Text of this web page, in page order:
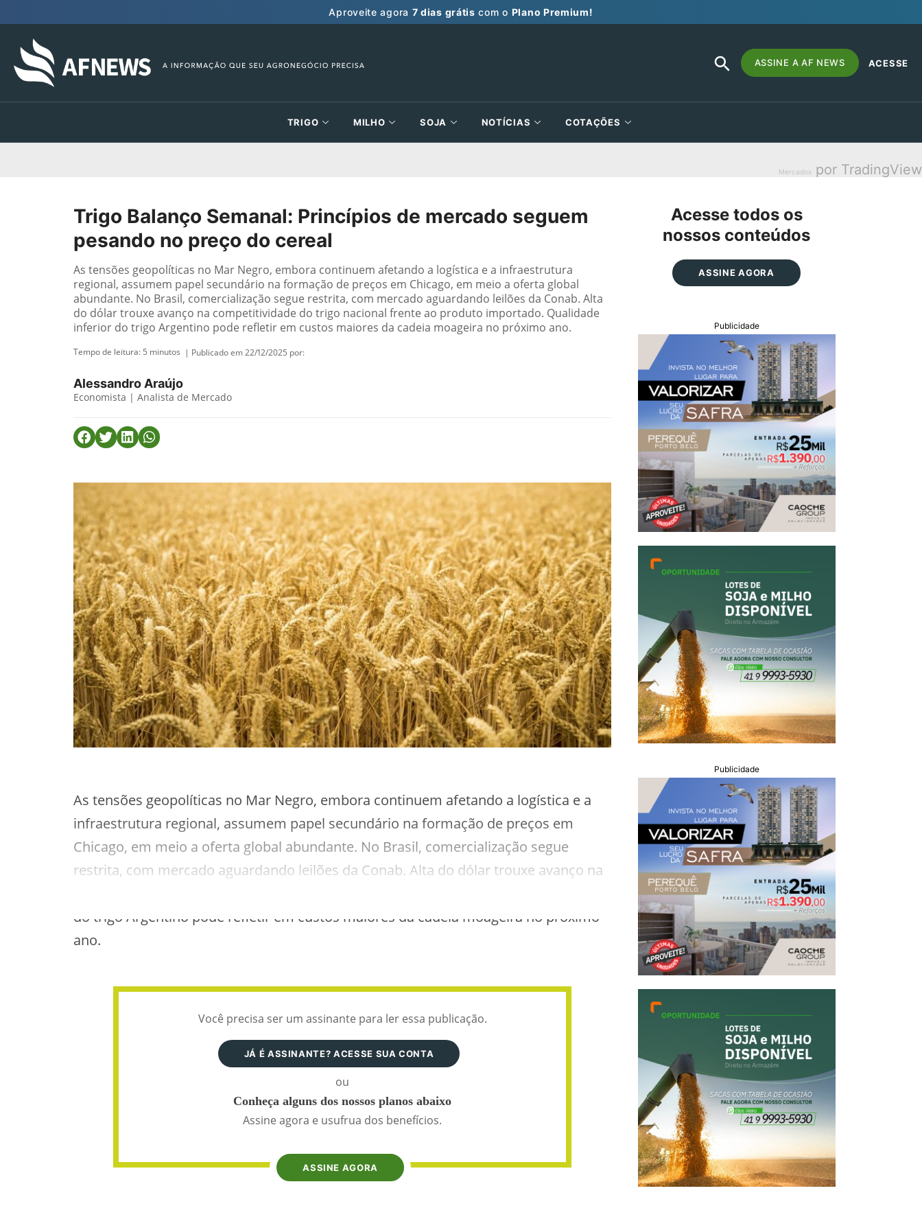
Aproveite agora 7 dias grátis com o Plano Premium!
Search
for:
SEARCH
BUTTON
ASSINE A AF NEWS ACESSE
TRIGO MILHO SOJA NOTÍCIAS COTAÇÕES
Mercados por TradingView
Trigo Balanço Semanal: Princípios de mercado seguem
pesando no preço do cereal
As tensões geopolíticas no Mar Negro, embora continuem afetando a logística e a infraestrutura
regional, assumem papel secundário na formação de preços em Chicago, em meio a oferta global
abundante. No Brasil, comercialização segue restrita, com mercado aguardando leilões da Conab. Alta
do dólar trouxe avanço na competitividade do trigo nacional frente ao produto importado. Qualidade
inferior do trigo Argentino pode refletir em custos maiores da cadeia moageira no próximo ano.
Tempo de leitura: 5 minutos | Publicado em 22/12/2025 por:
Alessandro Araújo
Economista | Analista de Mercado
As tensões geopolíticas no Mar Negro, embora continuem afetando a logística e a
infraestrutura regional, assumem papel secundário na formação de preços em
Chicago, em meio a oferta global abundante. No Brasil, comercialização segue
restrita, com mercado aguardando leilões da Conab. Alta do dólar trouxe avanço na
do trigo Argentino pode refletir em custos maiores da cadeia moageira no próximo
ano.
Você precisa ser um assinante para ler essa publicação.
JÁ É ASSINANTE? ACESSE SUA CONTA
ou
Conheça alguns dos nossos planos abaixo
Assine agora e usufrua dos benefícios.
ASSINE AGORA
Acesse todos os
nossos conteúdos
ASSINE AGORA
Publicidade
Publicidade